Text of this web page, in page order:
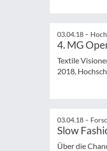
03.04.18 –
4. MG
Textile
2018,
03.04.18 –
Slow
Über die